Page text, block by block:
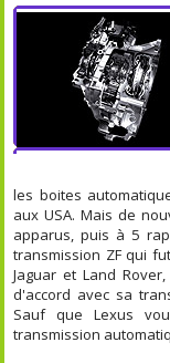
les boites
aux USA. Mais de
apparus, puis à 5
transmission ZF qui
Jaguar et Land
d'accord avec sa
Sauf que Lexus
transmission